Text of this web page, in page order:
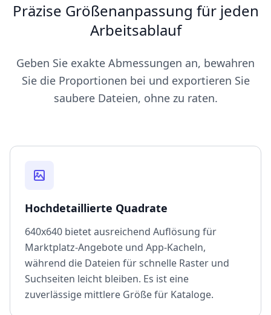
Präzise Größenanpassung für jeden
Arbeitsablauf
Geben Sie exakte Abmessungen an, bewahren
Sie die Proportionen bei und exportieren Sie
saubere Dateien, ohne zu raten.
Hochdetaillierte Quadrate
640x640 bietet ausreichend Auflösung für
Marktplatz-Angebote und App-Kacheln,
während die Dateien für schnelle Raster und
Suchseiten leicht bleiben. Es ist eine
zuverlässige mittlere Größe für Kataloge.